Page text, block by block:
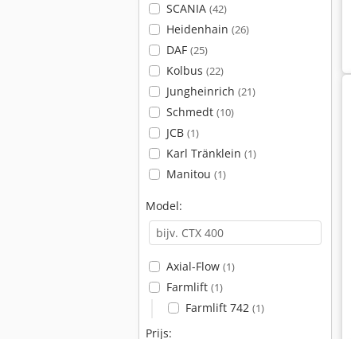
SCANIA (42)
Heidenhain (26)
DAF (25)
Kolbus (22)
Jungheinrich (21)
Schmedt (10)
JCB (1)
Karl Tränklein (1)
Manitou (1)
Model:
Axial-Flow (1)
Farmlift (1)
Farmlift 742 (1)
Prijs: